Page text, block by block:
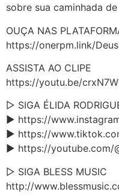
sobre sua caminhada
OUÇA NAS
https://onerpm.link/
ASSISTA AO CLIPE
https://youtu.be/
▷ SIGA ÉLIDA
► https://
► https://
► https://youtube.com/
▷ SIGA BLESS MUSIC
http://